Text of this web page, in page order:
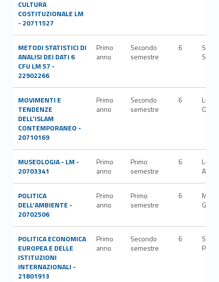
CULTURA
COSTITUZIONALE LM
- 20711527
METODI STATISTICI DI
ANALISI DEI DATI 6
CFU LM 57 -
22902266
Primo
anno
Secondo
semestre
6
SECS-
S/01
MOVIMENTI E
TENDENZE
DELL'ISLAM
CONTEMPORANEO -
20710169
Primo
anno
Secondo
semestre
6
L-
OR/
MUSEOLOGIA - LM -
20703341
Primo
anno
Primo
semestre
6
L-
ART/
POLITICA
DELL'AMBIENTE -
20702506
Primo
anno
Primo
semestre
6
M-
POLITICA ECONOMICA
EUROPEA E DELLE
ISTITUZIONI
INTERNAZIONALI -
21801913
Primo
anno
Secondo
semestre
6
SECS-
P/02